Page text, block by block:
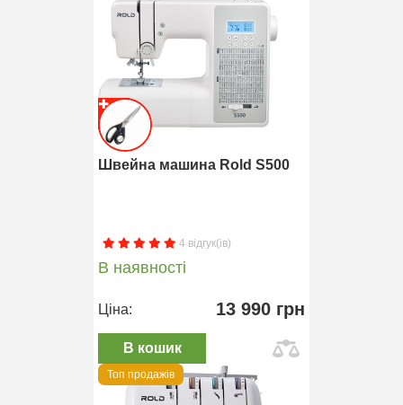
Швейна машина Rold S500
4 відгук(ів)
В наявності
Ціна: 13 990 грн
В кошик
Топ продажів